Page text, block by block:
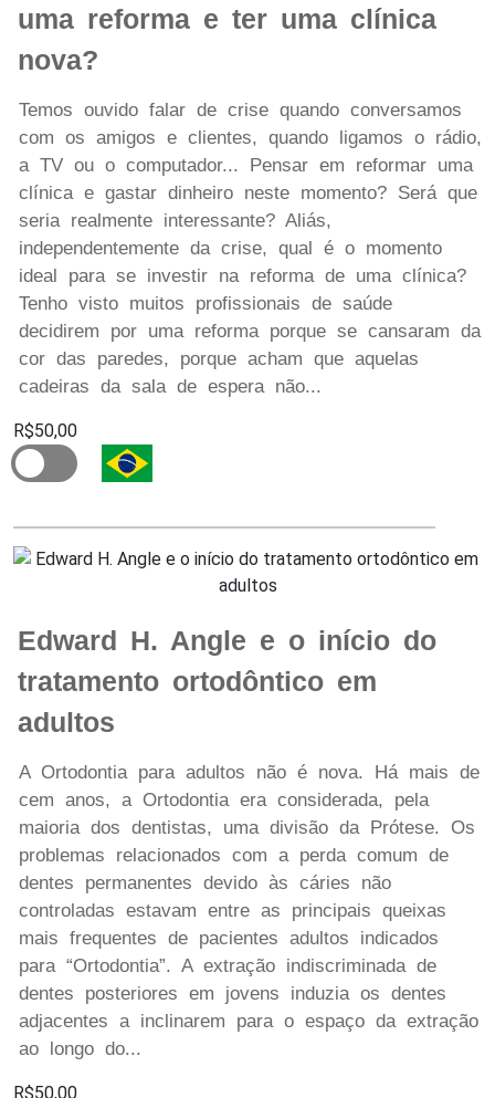
uma reforma e ter uma clínica
nova?
Temos ouvido falar de crise quando conversamos
com os amigos e clientes, quando ligamos o rádio,
a TV ou o computador... Pensar em reformar uma
clínica e gastar dinheiro neste momento? Será que
seria realmente interessante? Aliás,
independentemente da crise, qual é o momento
ideal para se investir na reforma de uma clínica?
Tenho visto muitos profissionais de saúde
decidirem por uma reforma porque se cansaram da
cor das paredes, porque acham que aquelas
cadeiras da sala de espera não...
R$50,00
Edward H. Angle e o início do
tratamento ortodôntico em
adultos
A Ortodontia para adultos não é nova. Há mais de
cem anos, a Ortodontia era considerada, pela
maioria dos dentistas, uma divisão da Prótese. Os
problemas relacionados com a perda comum de
dentes permanentes devido às cáries não
controladas estavam entre as principais queixas
mais frequentes de pacientes adultos indicados
para “Ortodontia”. A extração indiscriminada de
dentes posteriores em jovens induzia os dentes
adjacentes a inclinarem para o espaço da extração
ao longo do...
R$50,00